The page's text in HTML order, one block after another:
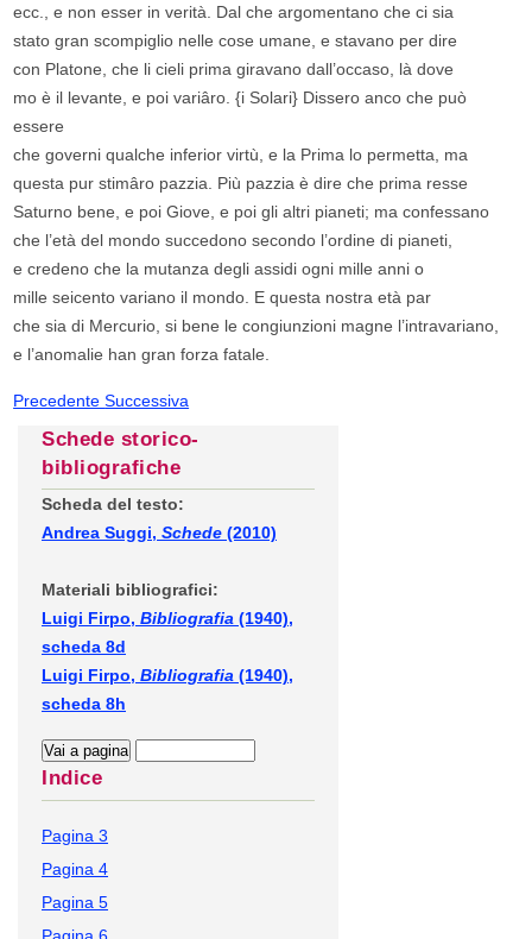
ecc., e non esser in verità. Dal che argomentano che ci sia
stato gran scompiglio nelle cose umane, e stavano per dire
con Platone, che li cieli prima giravano dall’occaso, là dove
mo è il levante, e poi variâro. {i Solari} Dissero anco che può
essere
che governi qualche inferior virtù, e la Prima lo permetta, ma
questa pur stimâro pazzia. Più pazzia è dire che prima resse
Saturno bene, e poi Giove, e poi gli altri pianeti; ma confessano
che l’età del mondo succedono secondo l’ordine di pianeti,
e credeno che la mutanza degli assidi ogni mille anni o
mille seicento variano il mondo. E questa nostra età par
che sia di Mercurio, si bene le congiunzioni magne l’intravariano,
e l’anomalie han gran forza fatale.
PrecedenteSuccessiva
Schede storico-
bibliografiche
Scheda del testo:
Andrea Suggi, Schede (2010)
Materiali bibliografici:
Luigi Firpo, Bibliografia (1940),
scheda 8d
Luigi Firpo, Bibliografia (1940),
scheda 8h
Indice
Pagina 3
Pagina 4
Pagina 5
Pagina 6